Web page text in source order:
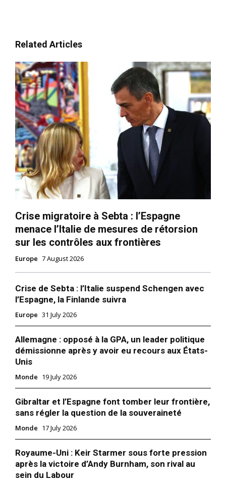
Related Articles
Crise migratoire à Sebta : l’Espagne
menace l’Italie de mesures de rétorsion
sur les contrôles aux frontières
Europe 7 August 2026
Crise de Sebta : l’Italie suspend Schengen avec
l’Espagne, la Finlande suivra
Europe 31 July 2026
Allemagne : opposé à la GPA, un leader politique
démissionne après y avoir eu recours aux États-
Unis
Monde 19 July 2026
Gibraltar et l’Espagne font tomber leur frontière,
sans régler la question de la souveraineté
Monde 17 July 2026
Royaume-Uni : Keir Starmer sous forte pression
après la victoire d’Andy Burnham, son rival au
sein du Labour